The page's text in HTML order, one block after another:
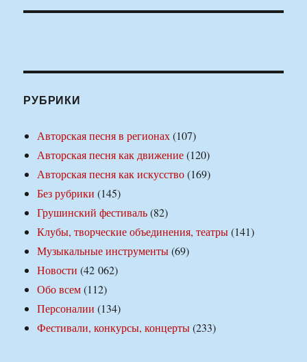
РУБРИКИ
Авторская песня в регионах(107)
Авторская песня как движение(120)
Авторская песня как искусство(169)
Без рубрики (145)
Грушинский фестиваль(82)
Клубы, творческие объединения, театры(141)
Музыкальные инструменты(69)
Новости (42 062)
Обо всем(112)
Персоналии (134)
Фестивали, конкурсы, концерты(233)